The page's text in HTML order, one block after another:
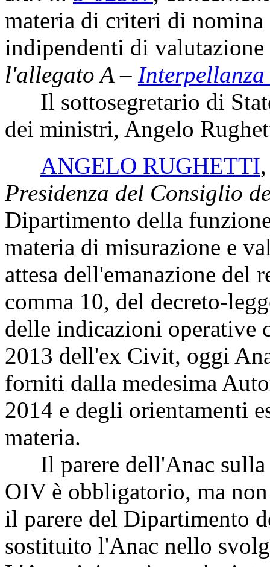
materia di criteri di
indipendenti di
l'allegato A –
Il sottosegretario di
dei ministri, Angelo
ANGELO RUGHETTI
Presidenza del Consiglio
Dipartimento della
materia di misurazione e
attesa dell'emanazione del
comma 10, del decreto-
delle indicazioni operative
2013 dell'ex Civit, oggi
forniti dalla medesima
2014 e degli orientamenti
materia.
Il parere dell'Anac sulla
OIV è obbligatorio, ma
il parere del Dipartimento
sostituito l'Anac nello